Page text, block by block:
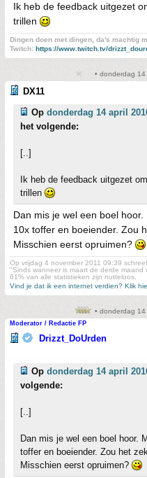
Ik heb de feedback uitgezet
trillen
Dingen doen met dingen, da's machtig
Twitch: https://www.twitch.tv/
• donderdag
DX11
Op donderdag 14 april
het volgende:
[..]
Ik heb de feedback uitgezet
trillen
Dan mis je wel een boel
10x toffer en boeiender. Zou
Misschien eerst opruimen?
Op vrijdag 4 november 2011 09:39
"Sinds wanneer is maart de derde maand
61% van alle statistieken zijn nutteloos.
Vind je dat ik een internet verdien? Klik
• donderdag
Moderator / Redactie FP
Drizzt_DoUrden
Op donderdag 14 april
volgende:
[..]
Dan mis je wel een boel hoor.
toffer en boeiender. Zou het
Misschien eerst opruimen?